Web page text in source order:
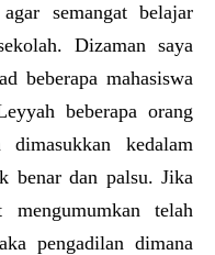
semangat belajar
Dizaman saya
beberapa mahasiswa
beberapa orang
kedalam
benar dan palsu. Jika
mengumumkan telah
pengadilan dimana